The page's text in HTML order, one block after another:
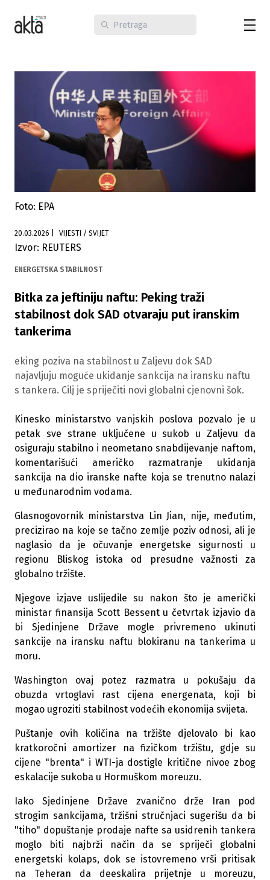
Foto: EPA
20.03.2026 VIJESTI / SVIJET
Izvor: REUTERS
ENERGETSKA STABILNOST
Bitka za jeftiniju naftu: Peking traži
stabilnost dok SAD otvaraju put iranskim
tankerima
eking poziva na stabilnost u Zaljevu dok SAD
najavljuju moguće ukidanje sankcija na iransku naftu
s tankera. Cilj je spriječiti novi globalni cjenovni šok.
Kinesko ministarstvo vanjskih poslova pozvalo je u
petak sve strane uključene u sukob u Zaljevu da
osiguraju stabilno i neometano snabdijevanje naftom,
komentarišući američko razmatranje ukidanja
sankcija na dio iranske nafte koja se trenutno nalazi
u međunarodnim vodama.
Glasnogovornik ministarstva Lin Jian, nije, međutim,
precizirao na koje se tačno zemlje poziv odnosi, ali je
naglasio da je očuvanje energetske sigurnosti u
regionu Bliskog istoka od presudne važnosti za
globalno tržište.
Njegove izjave uslijedile su nakon što je američki
ministar finansija Scott Bessent u četvrtak izjavio da
bi Sjedinjene Države mogle privremeno ukinuti
sankcije na iransku naftu blokiranu na tankerima u
moru.
Washington ovaj potez razmatra u pokušaju da
obuzda vrtoglavi rast cijena energenata, koji bi
mogao ugroziti stabilnost vodećih ekonomija svijeta.
Puštanje ovih količina na tržište djelovalo bi kao
kratkoročni amortizer na fizičkom tržištu, gdje su
cijene "brenta" i WTI-ja dostigle kritične nivoe zbog
eskalacije sukoba u Hormuškom moreuzu.
Iako Sjedinjene Države zvanično drže Iran pod
strogim sankcijama, tržišni stručnjaci sugerišu da bi
"tiho" dopuštanje prodaje nafte sa usidrenih tankera
moglo biti najbrži način da se spriječi globalni
energetski kolaps, dok se istovremeno vrši pritisak
na Teheran da deeskalira prijetnje u moreuzu,